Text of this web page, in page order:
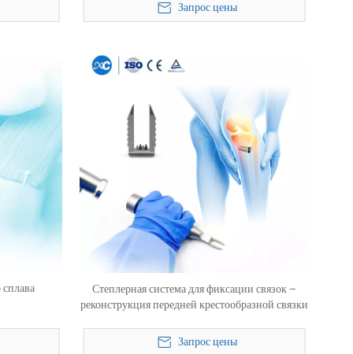
Запрос цены
Степлерная система для фиксации связок –
реконструкция передней крестообразной связки
Запрос цены